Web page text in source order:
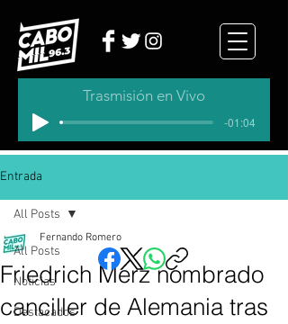
Trasmisión en Vivo
-01:04
Entrada
All Posts
Noticias
Destacados
All Posts
Friedrich Merz nombrado
canciller de Alemania tras
Fernando Romero